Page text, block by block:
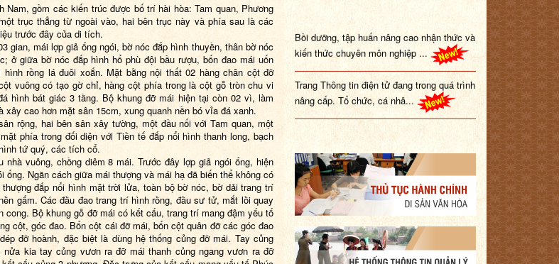
Nam, gồm các kiến trúc được bố trí hài hòa: Tam quan, Phương
trục thẳng từ ngoài vào, hai bên trục này và phía sau là các
trước đây của di tích.
gian, mái lợp giả ống ngói, bờ nóc đắp hình thuyền, thân bờ nóc
; ở giữa bờ nóc đắp hình hổ phù đội bầu rượu, bốn đao mái uốn
rồng lá đuôi xoắn. Mặt bằng nội thất 02 hàng chân cột đỡ
vuông có tạo gờ chỉ, hàng cột phía trong là cột gỗ tròn chu vi
hình bát giác 3 tầng. Bộ khung đỡ mái hiện tại còn 02 vì, làm
xây cao hơn mặt sân 15cm, xung quanh nền bó vỉa đá xanh.
rộng, hai bên sân xây tường, một đầu nối với Tam quan, một
phía trong đối diện với Tiền tế đắp nổi hình thanh long, bạch
tứ quý, các tích cổ.
nhà vuông, chồng diêm 8 mái. Trước đây lợp giả ngói ống, hiện
ống. Ngăn cách giữa mái thượng và mái hạ đã biến thể không có
đắp nổi hình mặt trời lửa, toàn bộ bờ nóc, bờ dảitrang trí
gấm. Các đầu đao trang trí hình rồng, đầu sư tử, mắt lồi quay
cong. Bộ khung gỗ đỡ mái có kết cấu, trang trí mang đậm yếu tố
cột, góc đao. Bốn cột cái đỡ mái, bốn cột quân đỡ các góc đao
đỡ hoành, đặc biệt là dùng hệ thống củng đỡ mái. Tay củng
kia tay củng vươn ra đỡ mái thanh củng ngang vươn ra đỡ
Bồi dưỡng, tập huấn nâng cao nhận thức và
kiến thức chuyên môn nghiệp ...
Trang Thông tin điện tử đang trong quá trình
nâng cấp. Tổ chức, cá nhâ...